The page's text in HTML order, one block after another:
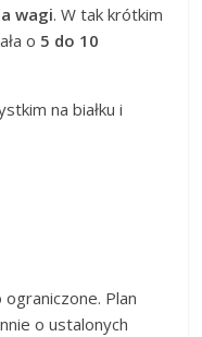
wagi. W tak krótkim
o 5 do 10
na białku i
Plan
o ustalonych